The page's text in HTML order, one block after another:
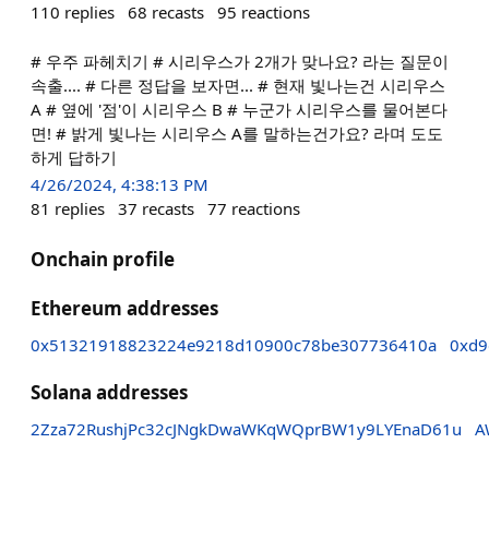
110 replies 68 recasts 95 reactions
# 우주 파헤치기 # 시리우스가 2개가 맞나요? 라는 질문이
속출.... # 다른 정답을 보자면... # 현재 빛나는건 시리우스
A # 옆에 '점'이 시리우스 B # 누군가 시리우스를 물어본다
면! # 밝게 빛나는 시리우스 A를 말하는건가요? 라며 도도
하게 답하기
4/26/2024, 4:38:13 PM
81 replies 37 recasts 77 reactions
Onchain profile
Ethereum addresses
0x51321918823224e9218d10900c78be307736410a
Solana addresses
2Zza72RushjPc32cJNgkDwaWKqWQprBW1y9LYEnaD61u